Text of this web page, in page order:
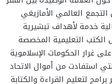
الأمازيغية (8). إن التجمع العالمي الأمازيغي
خدمة لأهداف تبشيرية
التعليمية المخصصة
من 4 إلى 5 سنوات (9)، على غرار الحكومات الإسلاموية
استفادت من أموال الاتحاد
لتعليم القراءة والكتابة